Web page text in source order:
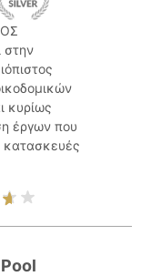
στην
κυρίως
έργων που
κατασκευές